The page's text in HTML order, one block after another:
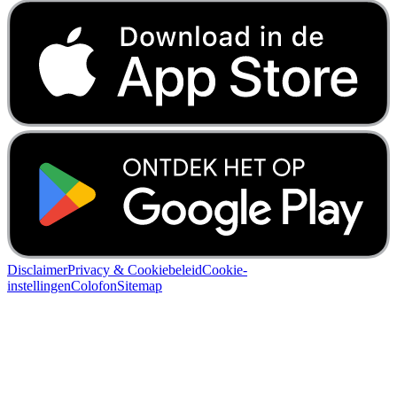
DisclaimerPrivacy & CookiebeleidCookie-
instellingenColofonSitemap